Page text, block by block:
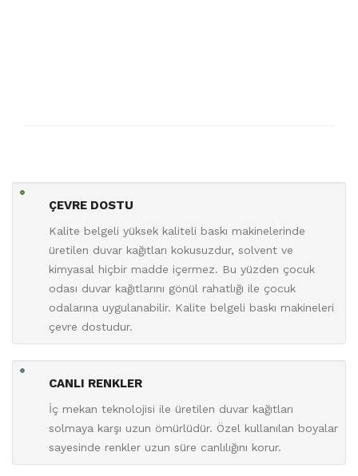
ÇEVRE DOSTU
Kalite belgeli yüksek kaliteli baskı makinelerinde
üretilen duvar kağıtları kokusuzdur, solvent ve
kimyasal hiçbir madde içermez. Bu yüzden çocuk
odası duvar kağıtlarını gönül rahatlığı ile çocuk
odalarına uygulanabilir. Kalite belgeli baskı makineleri
çevre dostudur.
CANLI RENKLER
İç mekan teknolojisi ile üretilen duvar kağıtları
solmaya karşı uzun ömürlüdür. Özel kullanılan boyalar
sayesinde renkler uzun süre canlılığını korur.